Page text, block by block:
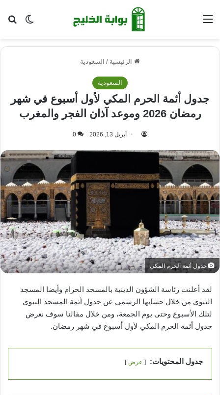
الوضع القائمة
الرئيسية / السعودية
السعودية
جدول أئمة الحرم المكي لأول أسبوع في شهر
رمضان 2026 وموعد آذان الفجر والمغرب
أبريل 13, 2026 0
جدول أئمة الحرم المكي
لقد أعلنت رئاسة الشؤون الدينية بالمسجد الحرام وأيضا المسجد
النبوي من خلال حسابها الرسمي عن جدول أئمة المسجد النبوي
لتلك الأسبوع وحتى يوم الجمعة، ومن خلال مقالنا سوف نعرض
جدول أئمة الحرم المكي لأول أسبوع في شهر رمضان.
جدول المحتويات: عرض